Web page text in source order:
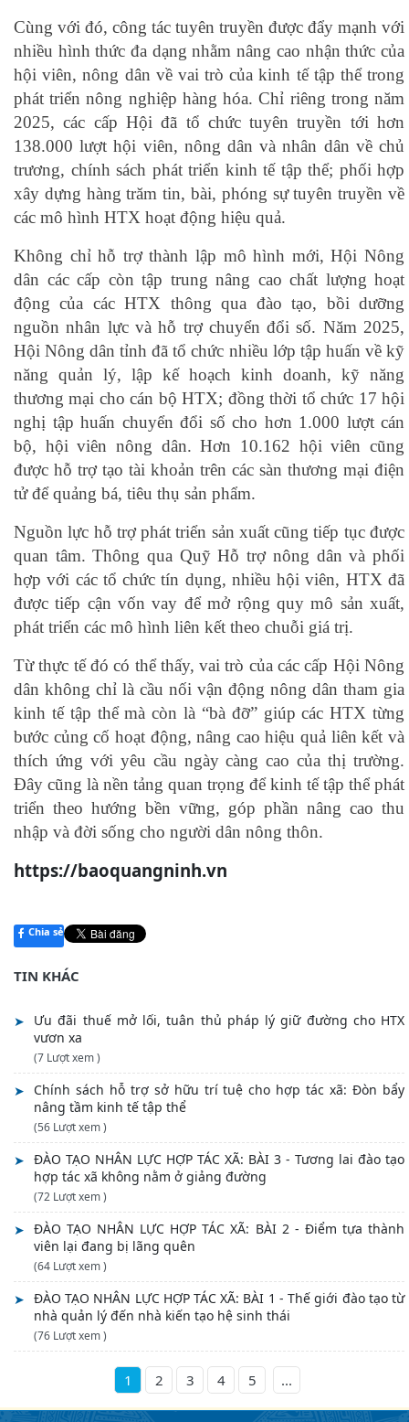
Cùng với đó, công tác tuyên truyền được đẩy mạnh với
nhiều hình thức đa dạng nhằm nâng cao nhận thức của
hội viên, nông dân về vai trò của kinh tế tập thể trong
phát triển nông nghiệp hàng hóa. Chỉ riêng trong năm
2025, các cấp Hội đã tổ chức tuyên truyền tới hơn
138.000 lượt hội viên, nông dân và nhân dân về chủ
trương, chính sách phát triển kinh tế tập thể; phối hợp
xây dựng hàng trăm tin, bài, phóng sự tuyên truyền về
các mô hình HTX hoạt động hiệu quả.
Không chỉ hỗ trợ thành lập mô hình mới, Hội Nông
dân các cấp còn tập trung nâng cao chất lượng hoạt
động của các HTX thông qua đào tạo, bồi dưỡng
nguồn nhân lực và hỗ trợ chuyển đổi số. Năm 2025,
Hội Nông dân tỉnh đã tổ chức nhiều lớp tập huấn về kỹ
năng quản lý, lập kế hoạch kinh doanh, kỹ năng
thương mại cho cán bộ HTX; đồng thời tổ chức 17 hội
nghị tập huấn chuyển đổi số cho hơn 1.000 lượt cán
bộ, hội viên nông dân. Hơn 10.162 hội viên cũng
được hỗ trợ tạo tài khoản trên các sàn thương mại điện
tử để quảng bá, tiêu thụ sản phẩm.
Nguồn lực hỗ trợ phát triển sản xuất cũng tiếp tục được
quan tâm. Thông qua Quỹ Hỗ trợ nông dân và phối
hợp với các tổ chức tín dụng, nhiều hội viên, HTX đã
được tiếp cận vốn vay để mở rộng quy mô sản xuất,
phát triển các mô hình liên kết theo chuỗi giá trị.
Từ thực tế đó có thể thấy, vai trò của các cấp Hội Nông
dân không chỉ là cầu nối vận động nông dân tham gia
kinh tế tập thể mà còn là “bà đỡ” giúp các HTX từng
bước củng cố hoạt động, nâng cao hiệu quả liên kết và
thích ứng với yêu cầu ngày càng cao của thị trường.
Đây cũng là nền tảng quan trọng để kinh tế tập thể phát
triển theo hướng bền vững, góp phần nâng cao thu
nhập và đời sống cho người dân nông thôn.
https://baoquangninh.vn
Chia sẻ
TIN KHÁC
Ưu đãi thuế mở lối, tuân thủ pháp lý giữ đường cho HTX
vươn xa
(7 Lượt xem )
Chính sách hỗ trợ sở hữu trí tuệ cho hợp tác xã: Đòn bẩy
nâng tầm kinh tế tập thể
(56 Lượt xem )
ĐÀO TẠO NHÂN LỰC HỢP TÁC XÃ: BÀI 3 - Tương lai đào tạo
hợp tác xã không nằm ở giảng đường
(72 Lượt xem )
ĐÀO TẠO NHÂN LỰC HỢP TÁC XÃ: BÀI 2 - Điểm tựa thành
viên lại đang bị lãng quên
(64 Lượt xem )
ĐÀO TẠO NHÂN LỰC HỢP TÁC XÃ: BÀI 1 - Thế giới đào tạo từ
nhà quản lý đến nhà kiến tạo hệ sinh thái
(76 Lượt xem )
1 2 3 4 5 ...